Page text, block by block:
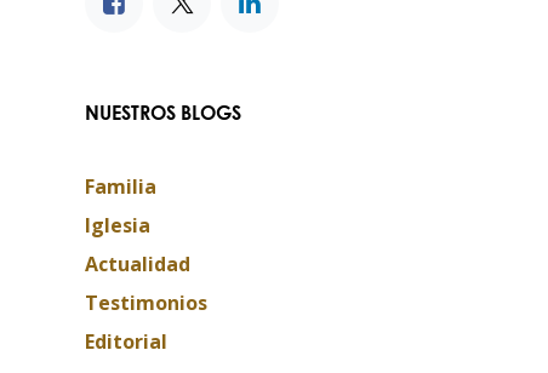
NUESTROS BLOGS
Familia
Iglesia
Actualidad
Testimonios
Editorial